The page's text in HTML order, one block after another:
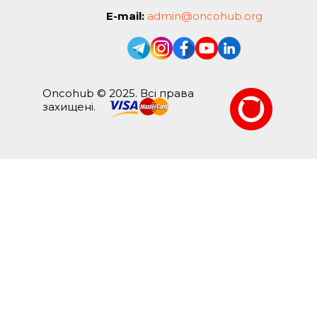
E-mail: admin@oncohub.org
Oncohub © 2025. Всі права
захищені.